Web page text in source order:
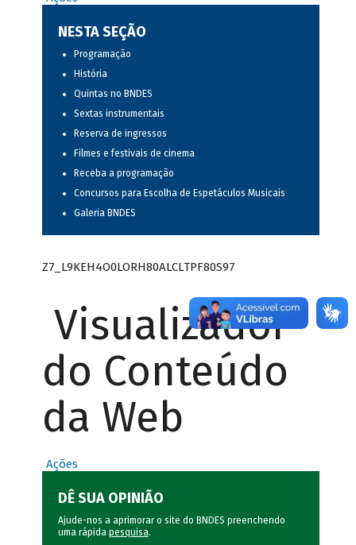
NESTA SEÇÃO
Programação
História
Quintas no BNDES
Sextas instrumentais
Reserva de ingressos
Filmes e festivais de cinema
Receba a programação
Concursos para Escolha de Espetáculos Musicais
Galeria BNDES
Z7_L9KEH4O0LORH80ALCLTPF80S97
Visualizador
do Conteúdo
da Web
Ações
DÊ SUA OPINIÃO
Ajude-nos a aprimorar o site do BNDES preenchendo
uma rápida pesquisa.